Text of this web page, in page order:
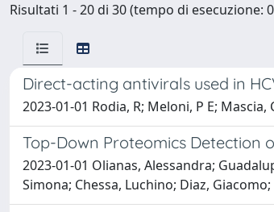
Risultati 1 - 20 di 30 (tempo di esecuzione:
Direct-acting antivirals used in
2023-01-01 Rodia, R; Meloni, P E;
Top-Down Proteomics Detection
2023-01-01 Olianas, Alessandra;
Simona; Chessa, Luchino; Diaz,